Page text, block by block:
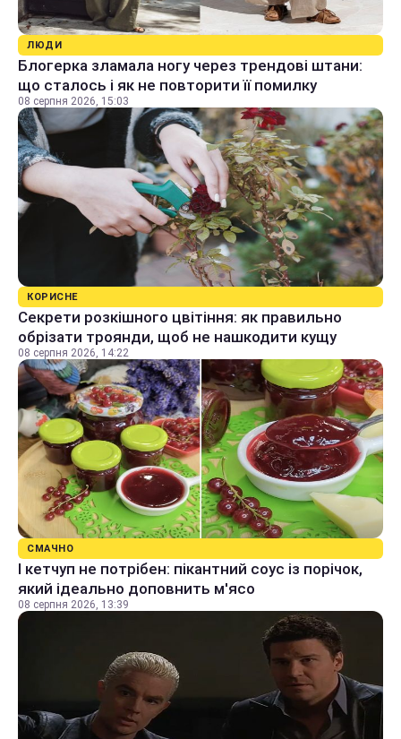
ЛЮДИ
Блогерка зламала ногу через трендові штани:
що сталось і як не повторити її помилку
08 серпня 2026, 15:03
КОРИСНЕ
Секрети розкішного цвітіння: як правильно
обрізати троянди, щоб не нашкодити кущу
08 серпня 2026, 14:22
СМАЧНО
І кетчуп не потрібен: пікантний соус із порічок,
який ідеально доповнить м'ясо
08 серпня 2026, 13:39